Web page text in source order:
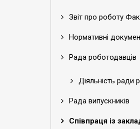
Звіт про роботу
Нормативні
Рада роботодавців
Діяльність ради
Рада випускників
Співпраця із